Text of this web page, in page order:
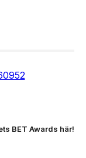
BET Awards här!